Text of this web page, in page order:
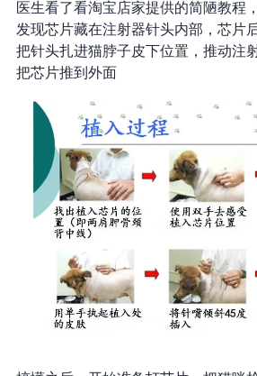
医生看了看淘宝店家提供的简陋教程
发现芯片藏在注射器针头内部，芯片
把针头扎进猫脖子皮下位置，推动注
把芯片推到外面